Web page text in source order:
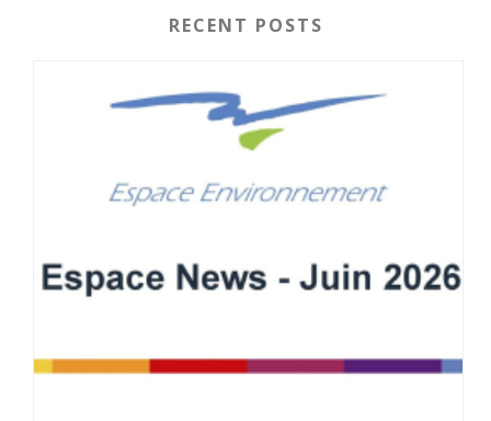
RECENT POSTS